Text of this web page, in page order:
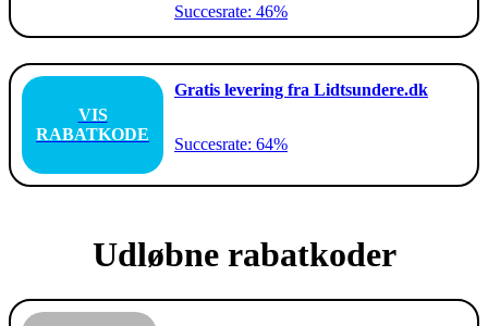
Succesrate: 46%
VIS
RABATKODE
Gratis levering fra Lidtsundere.dk
Succesrate: 64%
Udløbne rabatkoder